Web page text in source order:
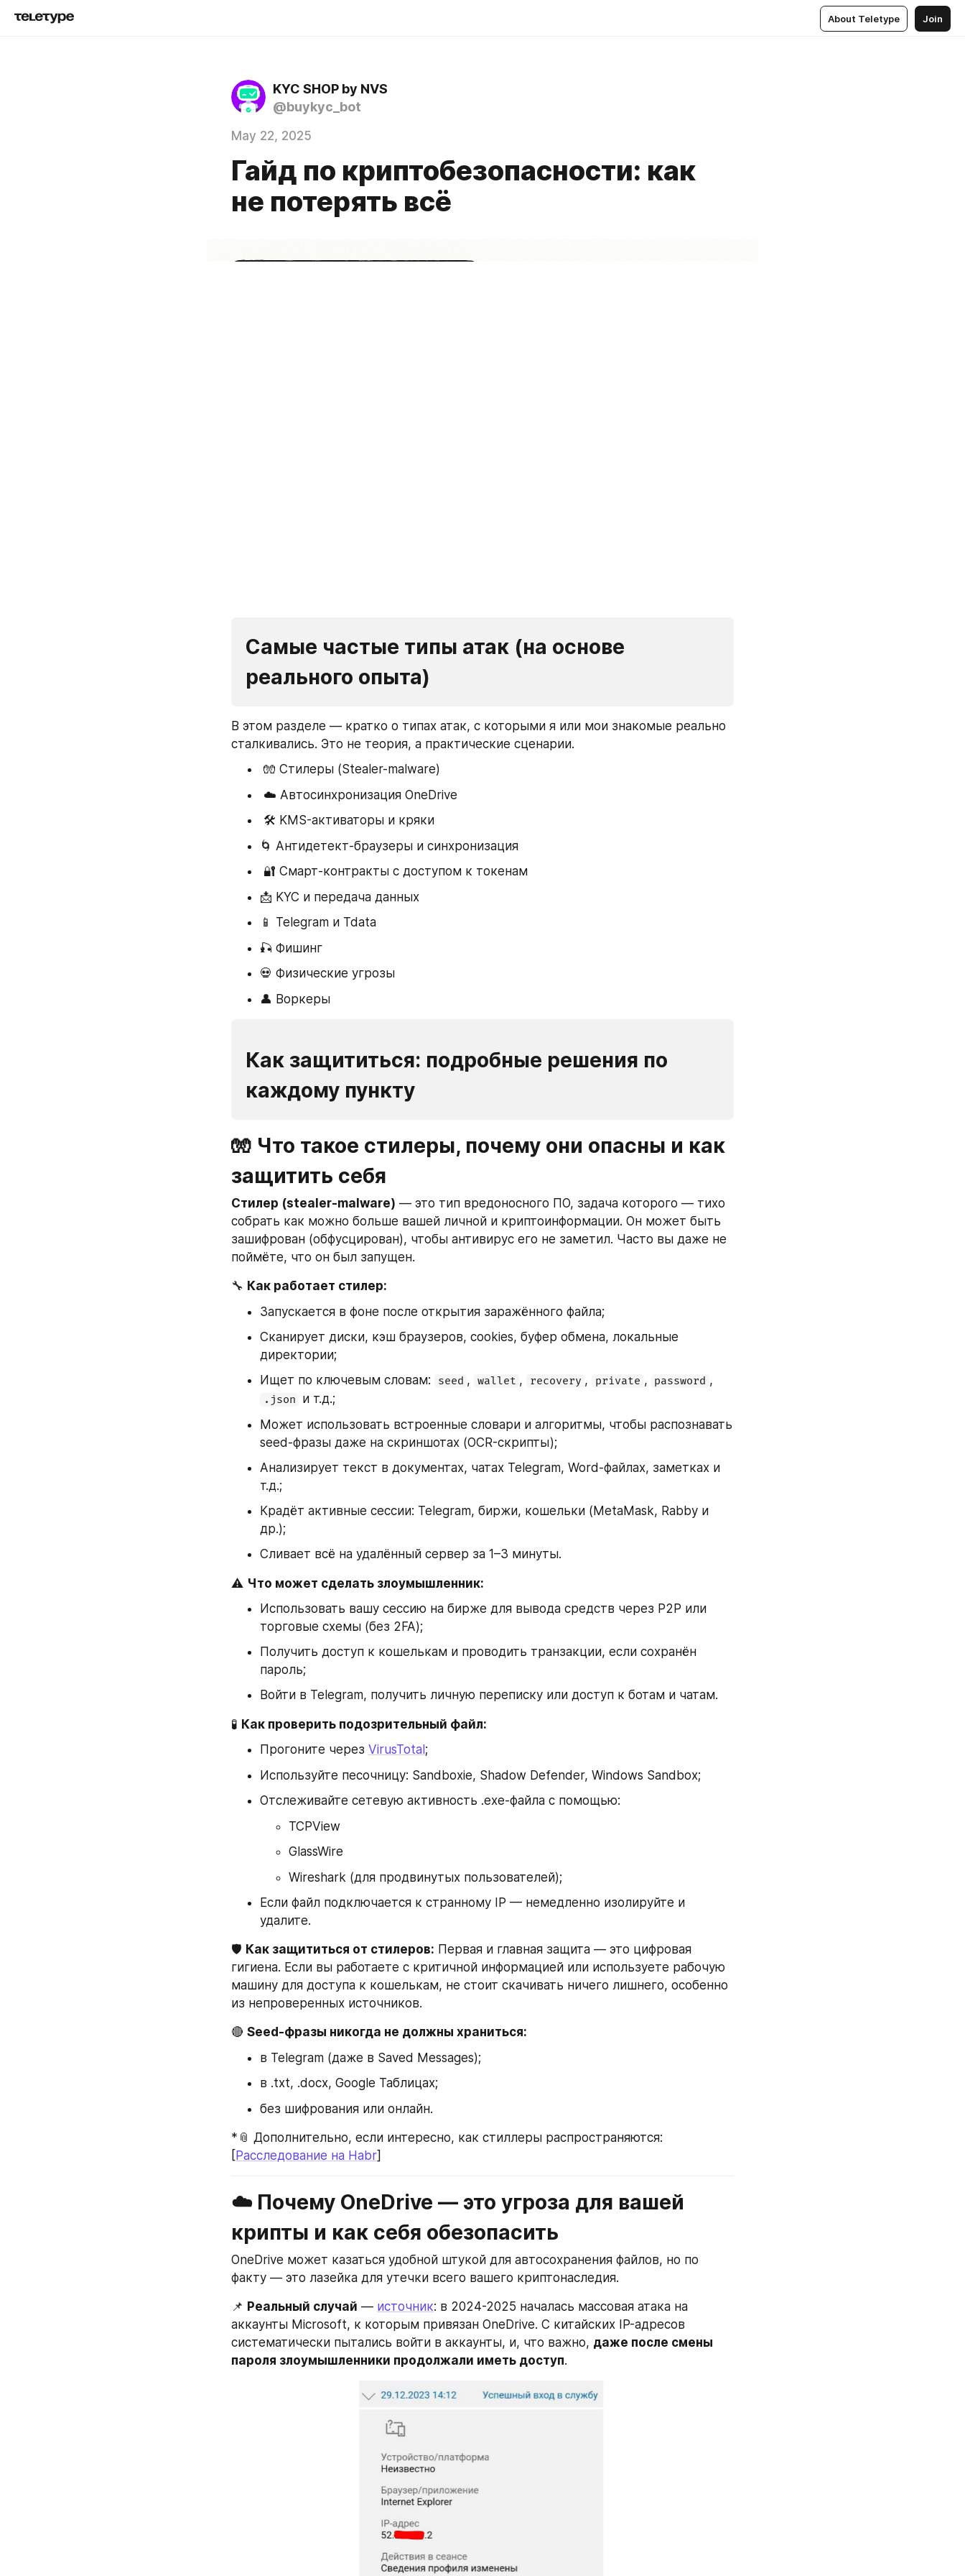
About Teletype Join
KYC SHOP by NVS
@buykyc_bot
May 22, 2025
Гайд по криптобезопасности: как
не потерять всё
Самые частые типы атак (на основе
реального опыта)
В этом разделе — кратко о типах атак, с которыми я или мои знакомые реально
сталкивались. Это не теория, а практические сценарии.
🧤 Стилеры (Stealer-malware)
☁️ Автосинхронизация OneDrive
🛠 KMS-активаторы и кряки
🌀 Антидетект-браузеры и синхронизация
🔐 Смарт-контракты с доступом к токенам
📩 KYC и передача данных
📱 Telegram и Tdata
🎣 Фишинг
💀 Физические угрозы
👤 Воркеры
Как защититься: подробные решения по
каждому пункту
🧤 Что такое стилеры, почему они опасны и как
защитить себя
Стилер (stealer-malware) — это тип вредоносного ПО, задача которого — тихо
собрать как можно больше вашей личной и криптоинформации. Он может быть
зашифрован (обфусцирован), чтобы антивирус его не заметил. Часто вы даже не
поймёте, что он был запущен.
🔧 Как работает стилер:
Запускается в фоне после открытия заражённого файла;
Сканирует диски, кэш браузеров, cookies, буфер обмена, локальные
директории;
Ищет по ключевым словам:
seed , wallet , recovery , private , password
.json и т.д.;
Может использовать встроенные словари и алгоритмы, чтобы распознавать
seed-фразы даже на скриншотах (OCR-скрипты);
Анализирует текст в документах, чатах Telegram, Word-файлах, заметках и
т.д.;
Крадёт активные сессии: Telegram, биржи, кошельки (MetaMask, Rabby и
др.);
Сливает всё на удалённый сервер за 1–3 минуты.
⚠️ Что может сделать злоумышленник:
Использовать вашу сессию на бирже для вывода средств через P2P или
торговые схемы (без 2FA);
Получить доступ к кошелькам и проводить транзакции, если сохранён
пароль;
Войти в Telegram, получить личную переписку или доступ к ботам и чатам.
🧪 Как проверить подозрительный файл:
Прогоните через VirusTotal ;
Используйте песочницу: Sandboxie, Shadow Defender, Windows Sandbox;
Отслеживайте сетевую активность .exe-файла с помощью:
TCPView
GlassWire
Wireshark (для продвинутых пользователей);
Если файл подключается к странному IP — немедленно изолируйте и
удалите.
🛡️ Как защититься от стилеров: Первая и главная защита — это цифровая
гигиена. Если вы работаете с критичной информацией или используете рабочую
машину для доступа к кошелькам, не стоит скачивать ничего лишнего, особенно
из непроверенных источников.
🔴 Seed-фразы никогда не должны храниться:
в Telegram (даже в Saved Messages);
в .txt, .docx, Google Таблицах;
без шифрования или онлайн.
*📎 Дополнительно, если интересно, как стиллеры распространяются:
Расследование на Habr]
☁️ Почему OneDrive — это угроза для вашей
крипты и как себя обезопасить
OneDrive может казаться удобной штукой для автосохранения файлов, но по
факту — это лазейка для утечки всего вашего криптонаследия.
📌 Реальный случай — источник: в 2024-2025 началась массовая атака на
аккаунты Microsoft, к которым привязан OneDrive. С китайских IP-адресов
систематически пытались войти в аккаунты, и, что важно, даже после смены
пароля злоумышленники продолжали иметь доступ.